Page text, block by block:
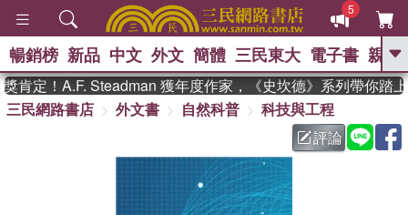
5
GO
熱搜： 東野圭吾 、 高希均教授回憶錄
父親節 、 如果歷
暑期推薦 、 國際布克
獎 臺灣漫遊錄 、 方念華
登輝時代 、 數學女孩：黎曼猜想
偉大的迷走神經
暢銷榜 新品 中文 外文 簡體 三民東大 電子書 親子
定！A.F. Steadman 獲年度作家，《史坎德》系列帶你踏上
三民網路書店
外文書 自然科普
科技與工程
評論